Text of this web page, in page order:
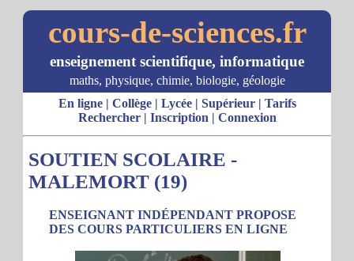
cours-de-sciences.fr
enseignement scientifique, informatique
maths, physique, chimie, biologie, géologie
En ligne| Collège| Lycée| Supérieur| Tarifs
Rechercher| Inscription | Connexion
SOUTIEN SCOLAIRE -
MALEMORT (19)
ENSEIGNANT INDÉPENDANT PROPOSE
DES COURS PARTICULIERS EN LIGNE